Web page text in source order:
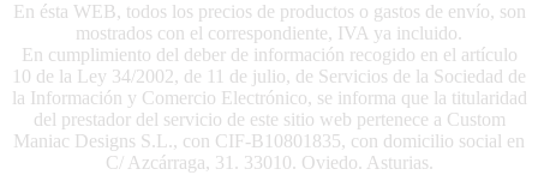
En ésta WEB, todos los precios de productos o gastos de envío, son
mostrados con el correspondiente, IVA ya incluido.
En cumplimiento del deber de información recogido en el artículo
10 de la Ley 34/2002, de 11 de julio, de Servicios de la Sociedad de
la Información y Comercio Electrónico, se informa que la titularidad
del prestador del servicio de este sitio web pertenece a Custom
Maniac Designs S.L., con CIF-B10801835, con domicilio social en
C/ Azcárraga, 31. 33010. Oviedo. Asturias.